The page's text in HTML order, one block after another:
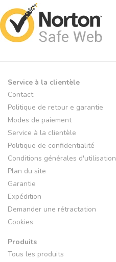
Service à la clientèle
Contact
Politique de retour e garantie
Modes de paiement
Service à la clientèle
Politique de confidentialité
Conditions générales d'utilisation
Plan du site
Garantie
Expédition
Demander une rétractation
Cookies
Produits
Tous les produits